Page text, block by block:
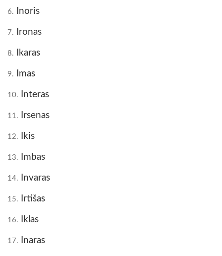
6. Inoris
7. Ironas
8. Ikaras
9. Imas
10. Interas
11. Irsenas
12. Ikis
13. Imbas
14. Invaras
15. Irtišas
16. Iklas
17. Inaras